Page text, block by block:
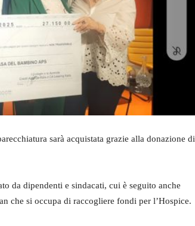
sarà acquistata grazie alla donazione di
da dipendenti e sindacati, cui è seguito anche
che si occupa di raccogliere fondi per l’Hospice.